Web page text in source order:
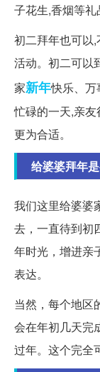
子花生,香烟等礼
初二拜年也可以
活动。初二可以
家新年快乐、
忙碌的一天,亲
更为合适。
给婆婆拜年
我们这里给婆婆
去，一直待到初
年时光，增进亲
表达。
当然，每个地区
会在年初几天完
过年。这个完全